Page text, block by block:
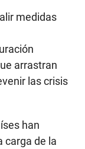
medidas
arrastran
las crisis
han
carga de la